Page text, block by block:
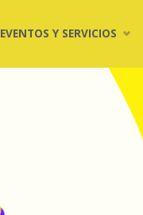
EVENTOS Y SERVICIOS